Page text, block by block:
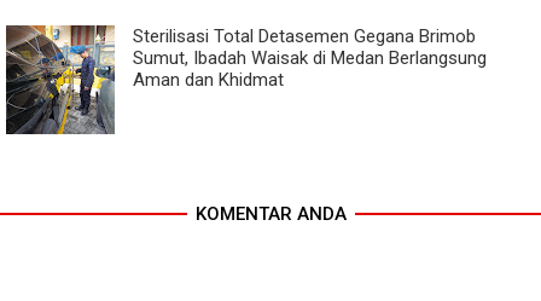
Sterilisasi Total Detasemen Gegana Brimob
Sumut, Ibadah Waisak di Medan Berlangsung
Aman dan Khidmat
KOMENTAR ANDA